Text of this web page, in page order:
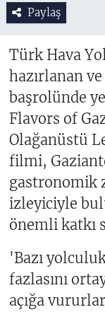
Paylaş
Türk Hava
hazırlanan
başrolünde
Flavors of
Olağanüstü
filmi,
gastronomik
izleyiciyle
önemli katkı
'Bazı
fazlasını
açığa